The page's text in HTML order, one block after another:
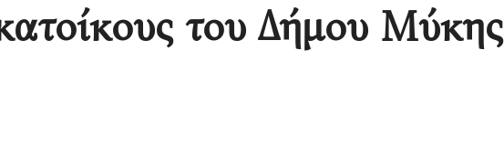
του Δήμου Μύκης